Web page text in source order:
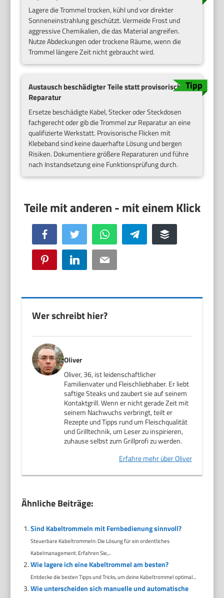
Lagere die Trommel trocken, kühl und vor direkter
Sonneneinstrahlung geschützt. Vermeide Frost und
aggressive Chemikalien, die das Material angreifen.
Nutze Abdeckungen oder trockene Räume, wenn die
Trommel längere Zeit nicht gebraucht wird.
Austausch beschädigter Teile statt provisorischer
Reparatur
Ersetze beschädigte Kabel, Stecker oder Steckdosen
fachgerecht oder gib die Trommel zur Reparatur an eine
qualifizierte Werkstatt. Provisorische Flicken mit
Klebeband sind keine dauerhafte Lösung und bergen
Risiken. Dokumentiere größere Reparaturen und führe
nach Instandsetzung eine Funktionsprüfung durch.
Facebook Twitter WhatsApp Telegram Buffer
Pinterest LinkedIn Email
Wer schreibt hier?
Oliver
Oliver, 36, ist leidenschaftlicher
Familienvater und Fleischliebhaber. Er liebt
saftige Steaks und zaubert sie auf seinem
Kontaktgrill. Wenn er nicht gerade Zeit mit
seinem Nachwuchs verbringt, teilt er
Rezepte und Tipps rund um Fleischqualität
und Grilltechnik, um Leser zu inspirieren,
zuhause selbst zum Grillprofi zu werden.
Erfahre mehr über Oliver
Ähnliche Beiträge:
Sind Kabeltrommeln mit Fernbedienung sinnvoll?
Steuerbare Kabeltrommeln: Die Lösung für ein ordentliches
Kabelmanagement. Erfahren Sie,...
Wie lagere ich eine Kabeltrommel am besten?
Entdecke die besten Tipps und Tricks, um deine Kabeltrommel optimal...
Wie unterscheiden sich manuelle und automatische